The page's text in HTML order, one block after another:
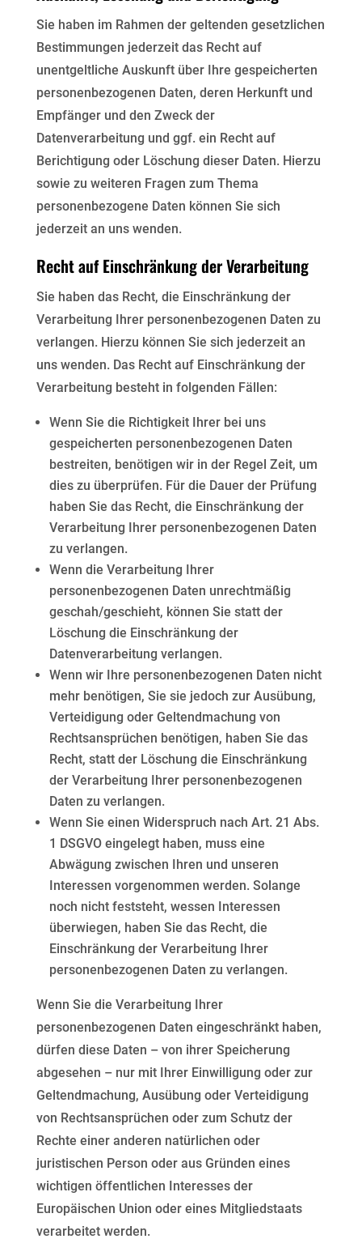
Sie haben im Rahmen der geltenden gesetzlichen
Bestimmungen jederzeit das Recht auf
unentgeltliche Auskunft über Ihre gespeicherten
personenbezogenen Daten, deren Herkunft und
Empfänger und den Zweck der
Datenverarbeitung und ggf. ein Recht auf
Berichtigung oder Löschung dieser Daten. Hierzu
sowie zu weiteren Fragen zum Thema
personenbezogene Daten können Sie sich
jederzeit an uns wenden.
Recht auf Einschränkung der Verarbeitung
Sie haben das Recht, die Einschränkung der
Verarbeitung Ihrer personenbezogenen Daten zu
verlangen. Hierzu können Sie sich jederzeit an
uns wenden. Das Recht auf Einschränkung der
Verarbeitung besteht in folgenden Fällen:
Wenn Sie die Richtigkeit Ihrer bei uns
gespeicherten personenbezogenen Daten
bestreiten, benötigen wir in der Regel Zeit, um
dies zu überprüfen. Für die Dauer der Prüfung
haben Sie das Recht, die Einschränkung der
Verarbeitung Ihrer personenbezogenen Daten
zu verlangen.
Wenn die Verarbeitung Ihrer
personenbezogenen Daten unrechtmäßig
geschah/geschieht, können Sie statt der
Löschung die Einschränkung der
Datenverarbeitung verlangen.
Wenn wir Ihre personenbezogenen Daten nicht
mehr benötigen, Sie sie jedoch zur Ausübung,
Verteidigung oder Geltendmachung von
Rechtsansprüchen benötigen, haben Sie das
Recht, statt der Löschung die Einschränkung
der Verarbeitung Ihrer personenbezogenen
Daten zu verlangen.
Wenn Sie einen Widerspruch nach Art. 21 Abs.
1 DSGVO eingelegt haben, muss eine
Abwägung zwischen Ihren und unseren
Interessen vorgenommen werden. Solange
noch nicht feststeht, wessen Interessen
überwiegen, haben Sie das Recht, die
Einschränkung der Verarbeitung Ihrer
personenbezogenen Daten zu verlangen.
Wenn Sie die Verarbeitung Ihrer
personenbezogenen Daten eingeschränkt haben,
dürfen diese Daten – von ihrer Speicherung
abgesehen – nur mit Ihrer Einwilligung oder zur
Geltendmachung, Ausübung oder Verteidigung
von Rechtsansprüchen oder zum Schutz der
Rechte einer anderen natürlichen oder
juristischen Person oder aus Gründen eines
wichtigen öffentlichen Interesses der
Europäischen Union oder eines Mitgliedstaats
verarbeitet werden.